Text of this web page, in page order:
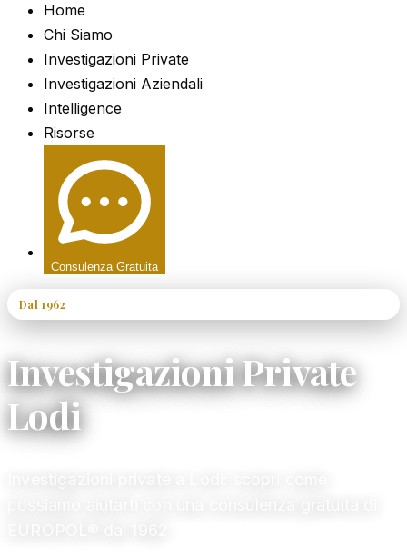
Home
Chi Siamo
Investigazioni Private
Investigazioni Aziendali
Intelligence
Risorse
Consulenza Gratuita
Dal 1962
Investigazioni Private
Lodi